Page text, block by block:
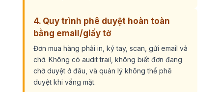
4. Quy trình phê duyệt hoàn toàn
bằng email/giấy tờ
Đơn mua hàng phải in, ký tay, scan, gửi email và
chờ. Không có audit trail, không biết đơn đang
chờ duyệt ở đâu, và quản lý không thể phê
duyệt khi vắng mặt.